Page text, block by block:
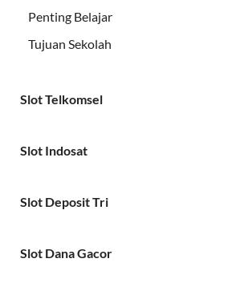
Penting Belajar
Tujuan Sekolah
Slot Telkomsel
Slot Indosat
Slot Deposit Tri
Slot Dana Gacor